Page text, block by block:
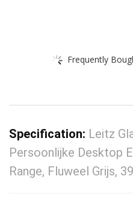
Frequently
Specification: Leitz
Persoonlijke Desktop
Range, Fluweel Grijs,